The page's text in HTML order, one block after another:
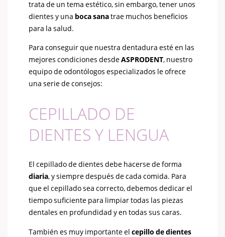
trata de un tema estético, sin embargo, tener unos
dientes y una boca sanatrae muchos beneficios
para la salud.
Para conseguir que nuestra dentadura esté en las
mejores condiciones desdeASPRODENT, nuestro
equipo de odontólogos especializados le ofrece
una serie de consejos:
CEPILLADO DE
DIENTES Y LENGUA
El cepillado de dientes debe hacerse de forma
diaria, y siempre después de cada comida. Para
que el cepillado sea correcto, debemos dedicar el
tiempo suficiente para limpiar todas las piezas
dentales en profundidad y en todas sus caras.
También es muy importante elcepillo de dientes